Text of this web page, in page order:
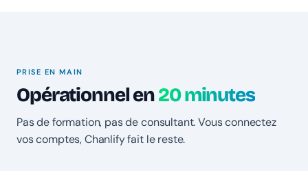
PRISE EN MAIN
Opérationnel en20 minutes
Pas de formation, pas de consultant. Vous connectez
vos comptes, Chanlify fait le reste.